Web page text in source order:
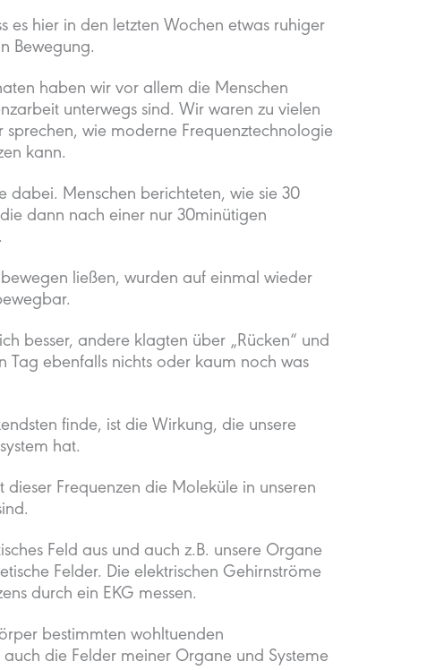
es hier in den letzten Wochen etwas ruhiger
Bewegung.
haben wir vor allem die Menschen
unterwegs sind. Wir waren zu vielen
wie moderne Frequenztechnologie
kann.
dabei. Menschen berichteten, wie sie 30
dann nach einer nur 30minütigen
ließen, wurden auf einmal wieder
besser, andere klagten über „Rücken“ und
Tag ebenfalls nichts oder kaum noch was
finde, ist die Wirkung, die unsere
hat.
dieser Frequenzen die Moleküle in unseren
Feld aus und auch z.B. unsere Organe
Felder. Die elektrischen Gehirnströme
durch ein EKG messen.
bestimmten wohltuenden
die Felder meiner Organe und Systeme